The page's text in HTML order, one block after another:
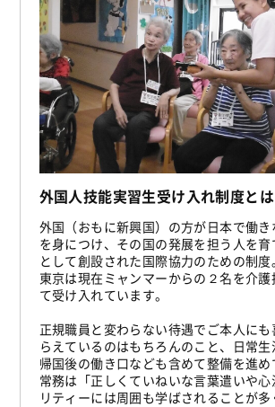
外国人技能実習生受け入れ制度とは
外国（おもに新興国）の方が日本で働
を身につけ、その国の発展を担う人を
として創設された国際協力のための制
東京は現在ミャンマーからの２名を介
て受け入れています。
正規職員と変わらない待遇でご本人にも
らえているのはもちろんのこと、日常
帰国後の働き口なども含めて整備を進
常務は「正しくていねいな言葉遣いや心
リティーには周囲も学ばされることが